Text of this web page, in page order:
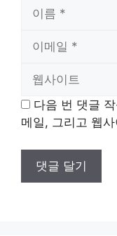
이
트
다음 번 댓글
메일, 그리고 웹